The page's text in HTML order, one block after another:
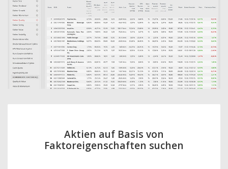
Aktien auf Basis von
Faktoreigenschaften suchen